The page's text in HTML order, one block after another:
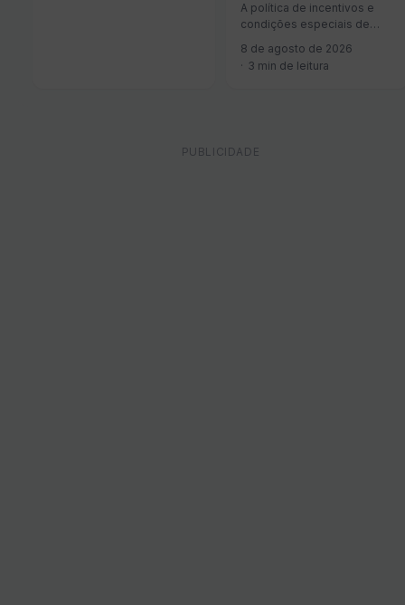
A política de incentivos e
condições especiais de
pessoas com deficiência
(PcD) continua…
8 de agosto de 2026
3 min de leitura